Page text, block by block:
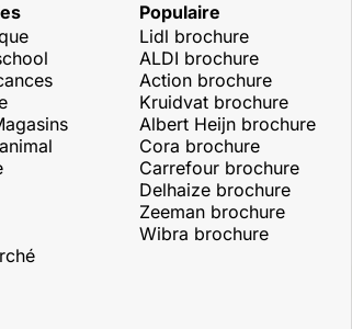
Populaire
Lidl brochure
ALDI brochure
Action brochure
Kruidvat brochure
Albert Heijn brochure
Cora brochure
Carrefour brochure
Delhaize brochure
Zeeman brochure
Wibra brochure